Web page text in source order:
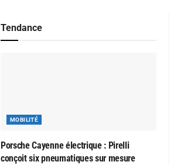
Tendance
MOBILITÉ
Porsche Cayenne électrique : Pirelli
conçoit six pneumatiques sur mesure